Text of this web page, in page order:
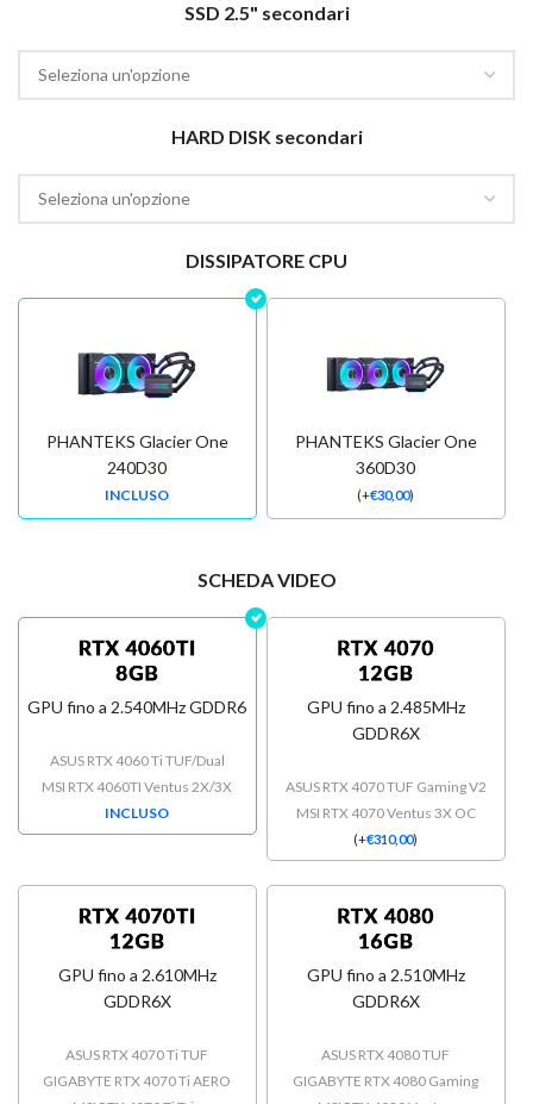
SSD 2.5" secondari
HARD DISK secondari
DISSIPATORE CPU
PHANTEKS Glacier One
240D30
INCLUSO
PHANTEKS Glacier One
360D30
(+€30,00)
SCHEDA VIDEO
GPU fino a 2.540MHz GDDR6
ASUS RTX 4060 Ti TUF/Dual
MSI RTX 4060TI Ventus 2X/3X
INCLUSO
GPU fino a 2.485MHz
GDDR6X
ASUS RTX 4070 TUF Gaming V2
MSI RTX 4070 Ventus 3X OC
(+€310,00)
GPU fino a 2.610MHz
GDDR6X
ASUS RTX 4070 Ti TUF
GIGABYTE RTX 4070 Ti AERO
GPU fino a 2.510MHz
GDDR6X
ASUS RTX 4080 TUF
GIGABYTE RTX 4080 Gaming